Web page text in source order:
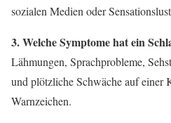
sozialen Medien oder
3. Welche Symptome hat ein
Lähmungen, Sprachprobleme,
und plötzliche Schwäche auf einer
Warnzeichen.